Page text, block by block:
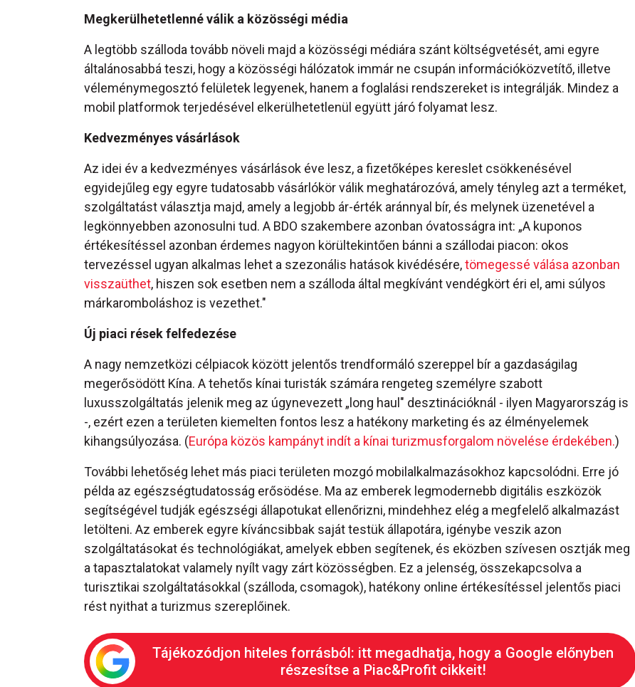
Megkerülhetetlenné válik a közösségi média
A legtöbb szálloda tovább növeli majd a közösségi médiára szánt költségvetését, ami egyre
általánosabbá teszi, hogy a közösségi hálózatok immár ne csupán információközvetítő, illetve
véleménymegosztó felületek legyenek, hanem a foglalási rendszereket is integrálják. Mindez a
mobil platformok terjedésével elkerülhetetlenül együtt járó folyamat lesz.
Kedvezményes vásárlások
Az idei év a kedvezményes vásárlások éve lesz, a fizetőképes kereslet csökkenésével
egyidejűleg egy egyre tudatosabb vásárlókör válik meghatározóvá, amely tényleg azt a terméket,
szolgáltatást választja majd, amely a legjobb ár-érték aránnyal bír, és melynek üzenetével a
legkönnyebben azonosulni tud. A BDO szakembere azonban óvatosságra int: „A kuponos
értékesítéssel azonban érdemes nagyon körültekintően bánni a szállodai piacon: okos
tervezéssel ugyan alkalmas lehet a szezonális hatások kivédésére,tömegessé válása azonban
visszaüthet, hiszen sok esetben nem a szálloda által megkívánt vendégkört éri el, ami súlyos
márkaromboláshoz is vezethet."
Új piaci rések felfedezése
A nagy nemzetközi célpiacok között jelentős trendformáló szereppel bír a gazdaságilag
megerősödött Kína. A tehetős kínai turisták számára rengeteg személyre szabott
luxusszolgáltatás jelenik meg az úgynevezett „long haul" desztinációknál - ilyen Magyarország is
-, ezért ezen a területen kiemelten fontos lesz a hatékony marketing és az élményelemek
kihangsúlyozása. (Európa közös kampányt indít a kínai turizmusforgalom növelése érdekében.)
További lehetőség lehet más piaci területen mozgó mobilalkalmazásokhoz kapcsolódni. Erre jó
példa az egészségtudatosság erősödése. Ma az emberek legmodernebb digitális eszközök
segítségével tudják egészségi állapotukat ellenőrizni, mindehhez elég a megfelelő alkalmazást
letölteni. Az emberek egyre kíváncsibbak saját testük állapotára, igénybe veszik azon
szolgáltatásokat és technológiákat, amelyek ebben segítenek, és eközben szívesen osztják meg
a tapasztalatokat valamely nyílt vagy zárt közösségben. Ez a jelenség, összekapcsolva a
turisztikai szolgáltatásokkal (szálloda, csomagok), hatékony online értékesítéssel jelentős piaci
rést nyithat a turizmus szereplőinek.
Tájékozódjon hiteles forrásból: itt megadhatja, hogy a Google előnyben
részesítse a Piac&Profit cikkeit!